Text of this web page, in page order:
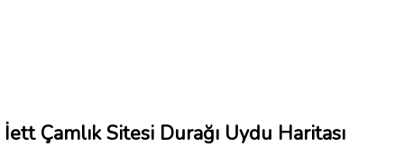
İett Çamlık Sitesi Durağı Uydu Haritası